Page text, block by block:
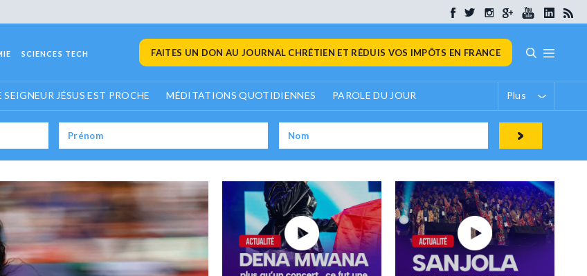
SCIENCES TECH FAITES UN DON AU JOURNAL CHRÉTIEN ET RÉDUIS VOS IMPÔTS EN FRANCE
SEIGNEUR JÉSUS EST PROCHE MÉDITATIONS QUOTIDIENNES PAROLE DU JOUR Plus